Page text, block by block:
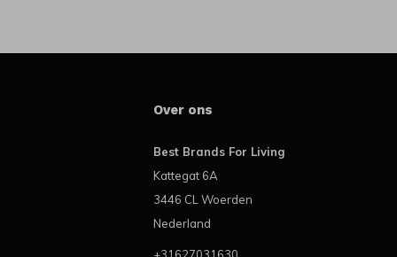
Over ons
Best Brands For Living
Kattegat 6A
3446 CL Woerden
Nederland